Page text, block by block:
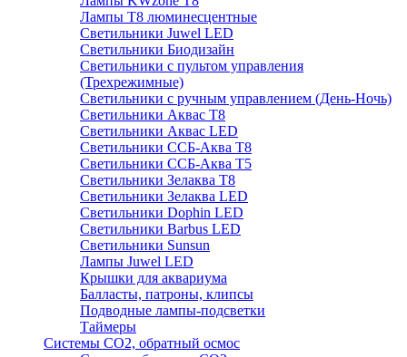
Лампы Т8 люминесцентные
Светильники Juwel LED
Светильники Биодизайн
Светильники с пультом управления
(Трехрежимные)
Светильники с ручным управлением (День-Ночь)
Светильники Аквас Т8
Светильники Аквас LED
Светильники ССБ-Аква Т8
Светильники ССБ-Аква Т5
Светильники Зелаква Т8
Светильники Зелаква LED
Светильники Dophin LED
Светильники Barbus LED
Светильники Sunsun
Лампы Juwel LED
Крышки для аквариума
Балласты, патроны, клипсы
Подводные лампы-подсветки
Таймеры
Системы CO2, обратный осмос